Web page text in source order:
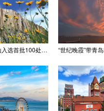
代表中国之美 即墨马山入选首批100处“美丽中国打卡点”